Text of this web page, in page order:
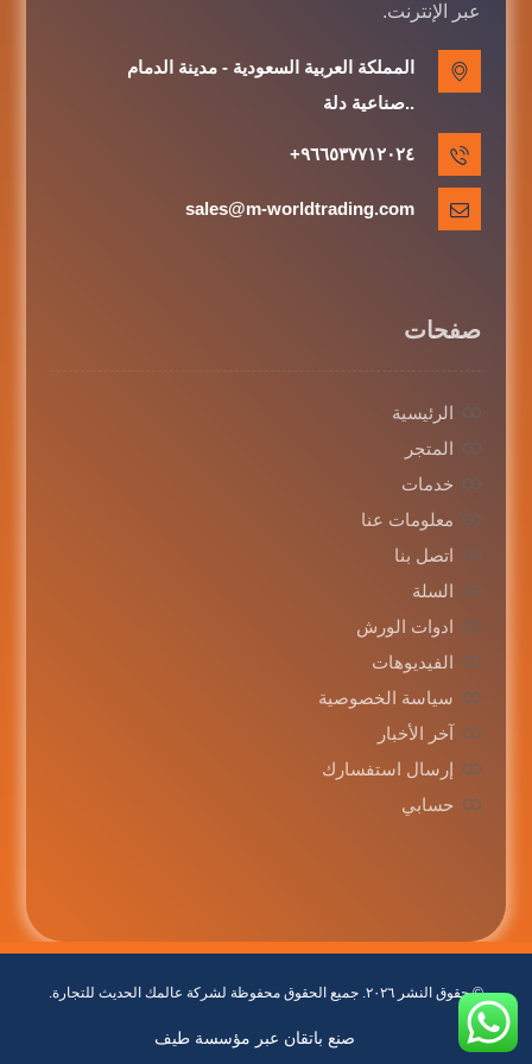
عبر الإنترنت.
المملكة العربية السعودية - مدينة الدمام
..صناعية دلة
٩٦٦٥٣٧٧١٢٠٢٤+
sales@m-worldtrading.com
صفحات
الرئيسية
المتجر
خدمات
معلومات عنا
اتصل بنا
السلة
ادوات الورش
الفيديوهات
سياسة الخصوصية
آخر الأخبار
إرسال استفسارك
حسابي
© حقوق النشر ٢٠٢٦. جميع الحقوق محفوظة لشركة عالمك الحديث للتجارة.
صنع باتقان عبر مؤسسة طيف